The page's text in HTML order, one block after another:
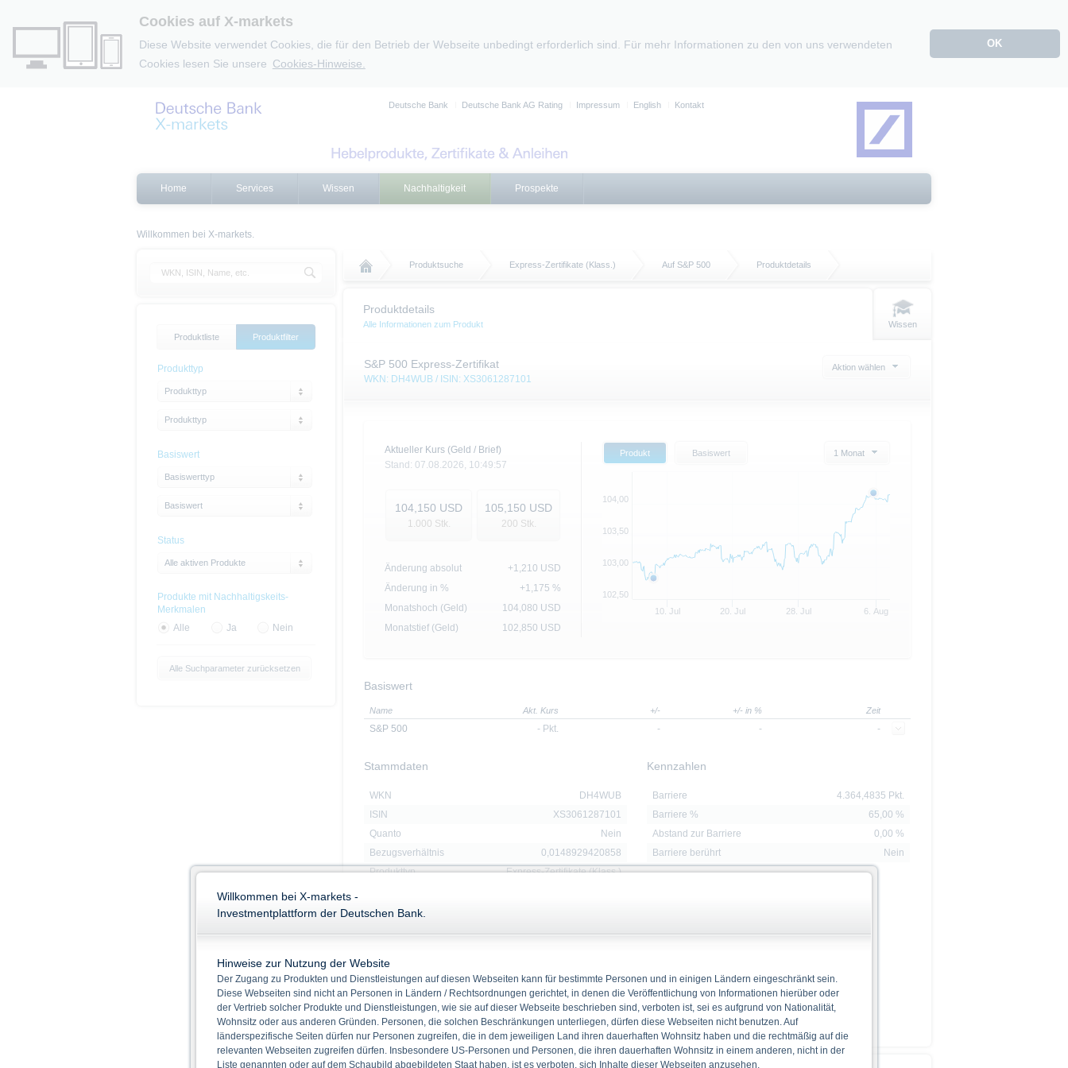
Cookies auf X-markets
Diese Website verwendet Cookies, die für den Betrieb der Webseite unbedingt erforderlich sind. Für mehr Informationen zu den von uns verwendeten
Cookies lesen Sie unsere Cookies-Hinweise.
OK
Deutsche Bank Deutsche Bank AG Rating Impressum English Kontakt
Home Services Wissen Nachhaltigkeit Prospekte
Willkommen bei X-markets.
Produktsuche Express-Zertifikate (Klass.) Auf S&P 500 Produktdetails
Produktdetails
Alle Informationen zum Produkt Wissen
S&P 500 Express-Zertifikat
WKN: DH4WUB / ISIN: XS3061287101
Aktion wählen
Aktueller Kurs (Geld / Brief)
Stand: 07.08.2026, 10:49:57
104,150 USD
1.000 Stk.
105,150 USD
200 Stk.
Änderung absolut +1,210 USD
Änderung in %
+1,175 %
Monatshoch (Geld)
104,080 USD
Monatstief (Geld)
102,850 USD
Produkt Basiswert 1 Monat
10. Jul 20. Jul 28. Jul 6. Aug
102,50
103,00
103,50
104,00
Basiswert
Name Akt. Kurs +/- +/- in % Zeit
S&P 500 - Pkt. - - -
Stammdaten
WKN
DH4WUB
ISIN
XS3061287101
Quanto
Nein
Bezugsverhältnis
0,0148929420858
Produkttyp
Express-Zertifikate (Klass.)
Rückzahlung
Basisreferenzstand
Abgesicherter
Ausgabeaufschlag 1,50 %
Kennzahlen
Barriere
4.364,4835 Pkt.
Barriere %
65,00 %
Abstand zur Barriere
0,00 %
Barriere berührt
Nein
Produktliste Produktfilter
Produkttyp
Produkttyp
Produkttyp
Basiswert
Basiswerttyp
Basiswert
Status
Alle aktiven Produkte
Produkte mit Nachhaltigskeits-
Merkmalen
Alle
Ja Nein
Alle Suchparameter zurücksetzen
Willkommen bei X-markets -
Investmentplattform der Deutschen Bank.
Hinweise zur Nutzung der Website
Der Zugang zu Produkten und Dienstleistungen auf diesen Webseiten kann für bestimmte Personen und in einigen Ländern eingeschränkt sein.
Diese Webseiten sind nicht an Personen in Ländern / Rechtsordnungen gerichtet, in denen die Veröffentlichung von Informationen hierüber oder
der Vertrieb solcher Produkte und Dienstleistungen, wie sie auf dieser Webseite beschrieben sind, verboten ist, sei es aufgrund von Nationalität,
Wohnsitz oder aus anderen Gründen. Personen, die solchen Beschränkungen unterliegen, dürfen diese Webseiten nicht benutzen. Auf
länderspezifische Seiten dürfen nur Personen zugreifen, die in dem jeweiligen Land ihren dauerhaften Wohnsitz haben und die rechtmäßig auf die
relevanten Webseiten zugreifen dürfen. Insbesondere US-Personen und Personen, die ihren dauerhaften Wohnsitz in einem anderen, nicht in der
Liste genannten oder auf dem Schaubild abgebildeten Staat haben, ist es verboten, sich Inhalte dieser Webseiten anzusehen.